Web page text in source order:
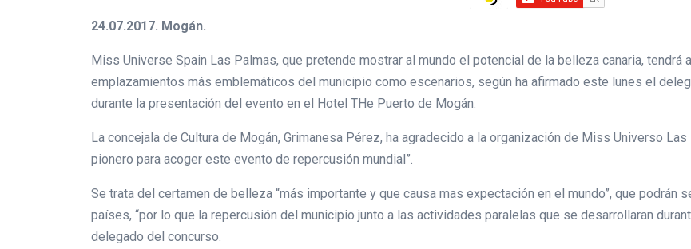
24.07.2017. Mogán.
Miss Universe Spain Las Palmas, que pretende mostrar al mundo el potencial de la belleza canaria, tendrá
emplazamientos más emblemáticos del municipio como escenarios, según ha afirmado este lunes el
durante la presentación del evento en el Hotel THe Puerto de Mogán.
La concejala de Cultura de Mogán, Grimanesa Pérez, ha agradecido a la organización de Miss Universo
pionero para acoger este evento de repercusión mundial”.
Se trata del certamen de belleza “más importante y que causa mas expectación en el mundo”, que
países, “por lo que la repercusión del municipio junto a las actividades paralelas que se desarrollaran
delegado del concurso.